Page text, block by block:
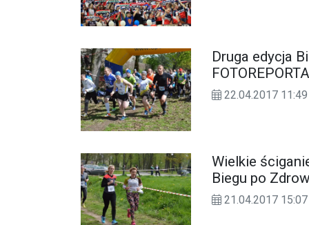
Druga edycja
22.04.2017 11:49
Wielkie
Biegu po
21.04.2017 15:07